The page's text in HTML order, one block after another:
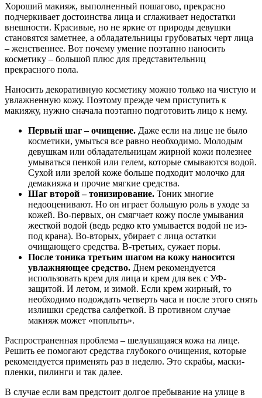
Хороший макияж, выполненный пошагово, прекрасно
подчеркивает достоинства лица и сглаживает недостатки
внешности. Красивые, но не яркие от природы девушки
становятся заметнее, а обладательницы грубоватых черт лица
– женственнее. Вот почему умение поэтапно наносить
косметику – большой плюс для представительниц
прекрасного пола.
Наносить декоративную косметику можно только на чистую и
увлажненную кожу. Поэтому прежде чем приступить к
макияжу, нужно сначала поэтапно подготовить лицо к нему.
Первый шаг – очищение. Даже если на лице не было
косметики, умыться все равно необходимо. Молодым
девушкам или обладательницам жирной кожи полезнее
умываться пенкой или гелем, которые смываются водой.
Сухой или зрелой коже больше подходит молочко для
демакияжа и прочие мягкие средства.
Шаг второй – тонизирование. Тоник многие
недооценивают. Но он играет большую роль в уходе за
кожей. Во-первых, он смягчает кожу после умывания
жесткой водой (ведь редко кто умывается водой не из-
под крана). Во-вторых, убирает с лица остатки
очищающего средства. В-третьих, сужает поры.
После тоника третьим шагом на кожу наносится
увлажняющее средство. Днем рекомендуется
использовать крем для лица и крем для век с УФ-
защитой. И летом, и зимой. Если крем жирный, то
необходимо подождать четверть часа и после этого снять
излишки средства салфеткой. В противном случае
макияж может «поплыть».
Распространенная проблема – шелушащаяся кожа на лице.
Решить ее помогают средства глубокого очищения, которые
рекомендуется применять раз в неделю. Это скрабы, маски-
пленки, пилинги и так далее.
В случае если вам предстоит долгое пребывание на улице в